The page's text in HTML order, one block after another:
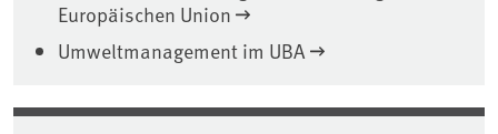
Europäischen Union
Umweltmanagement im UBA